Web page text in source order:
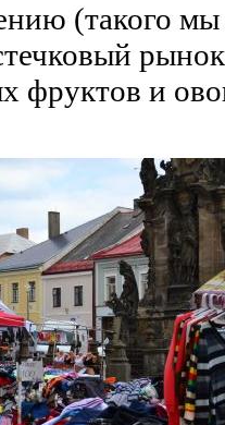
(такого
фруктов и